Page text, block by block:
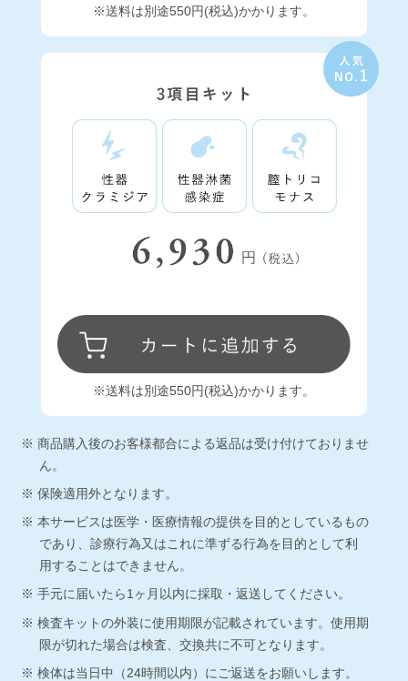
※送料は別途550円(税込)かかります。
※送料は別途550円(税込)かかります。
商品購入後のお客様都合による返品は受け付けておりませ
ん。
保険適用外となります。
本サービスは医学・医療情報の提供を目的としているもの
であり、診療行為又はこれに準ずる行為を目的として利
用することはできません。
手元に届いたら1ヶ月以内に採取・返送してください。
検査キットの外装に使用期限が記載されています。使用期
限が切れた場合は検査、交換共に不可となります。
検体は当日中（24時間以内）にご返送をお願いします。